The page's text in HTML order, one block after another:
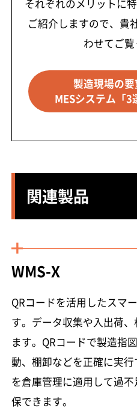
それぞれのメリットに
ご紹介しますので、貴
わせてご覧
製造現場の
MESシステム「3
関連製品
WMS-X
QRコードを活用したスマ
す。データ収集や入出荷
ます。QRコードで製造指
動、棚卸などを正確に実
を倉庫管理に適用して過
保できます。